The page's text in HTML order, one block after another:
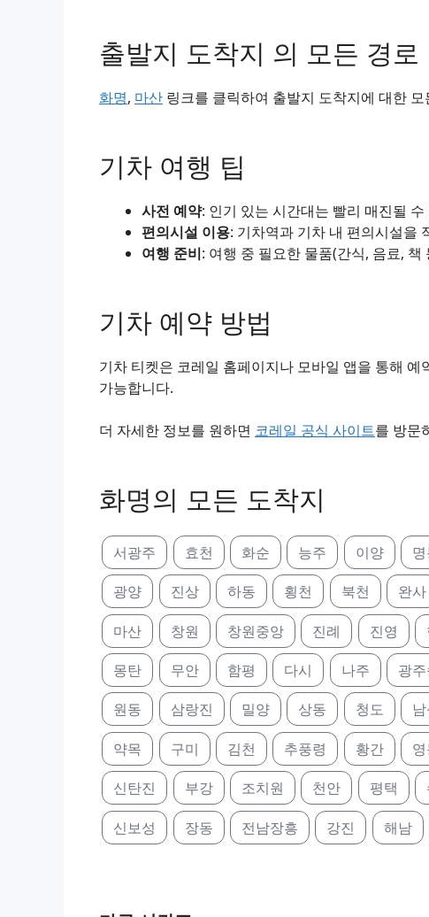
출발지 도착지 의 모든 경로
화명, 마산 링크를 클릭하여 출발지 도착지에 대한
기차 여행 팁
사전 예약: 인기 있는 시간대는 빨리 매진될
편의시설 이용: 기차역과 기차 내 편의시설을
여행 준비: 여행 중 필요한 물품(간식, 음료, 책
기차 예약 방법
기차 티켓은 코레일 홈페이지나 모바일 앱을 통해
가능합니다.
더 자세한 정보를 원하면 코레일 공식 사이트를 방문
화명의 모든 도착지
서광주 효천 화순 능주 이양
광양 진상 하동 횡천 북천 완사
마산 창원 창원중앙 진례 진영
몽탄 무안 함평 다시 나주 광
원동 삼랑진 밀양 상동 청도
약목 구미 김천 추풍령 황간
신탄진 부강 조치원 천안 평택
신보성 장동 전남장흥 강진 해남